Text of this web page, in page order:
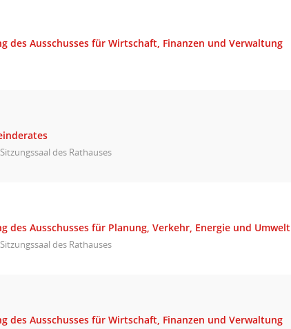
des Ausschusses für Wirtschaft, Finanzen und Verwaltung
des Rathauses
des Ausschusses für Planung, Verkehr, Energie und Umwelt
des Rathauses
des Ausschusses für Wirtschaft, Finanzen und Verwaltung